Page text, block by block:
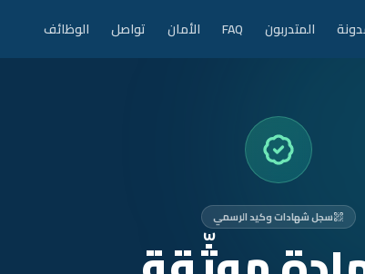
المتدربون FAQ الأمان تواصل الوظائف
سجل شهادات وكيد الرسمي